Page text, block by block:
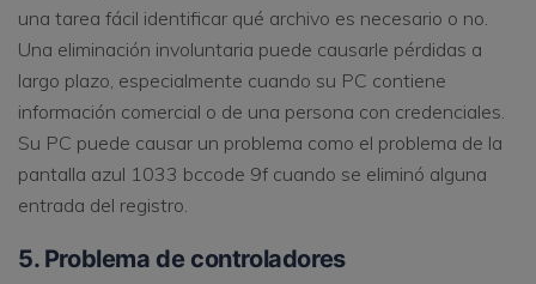
una tarea fácil identificar qué archivo es necesario o no.
Una eliminación involuntaria puede causarle pérdidas a
largo plazo, especialmente cuando su PC contiene
información comercial o de una persona con credenciales.
Su PC puede causar un problema como el problema de la
pantalla azul 1033 bccode 9f cuando se eliminó alguna
entrada del registro.
5. Problema de controladores